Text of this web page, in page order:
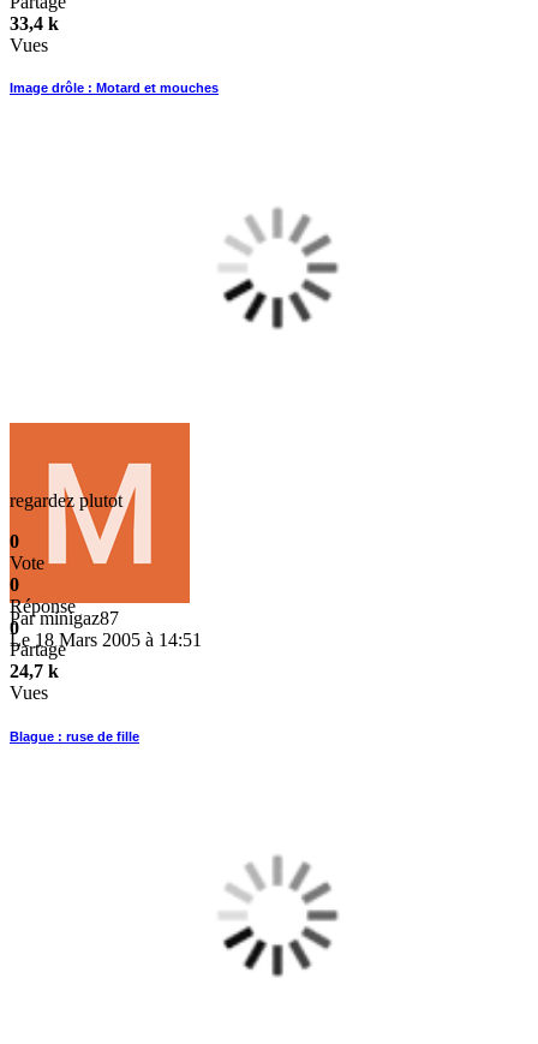
33,4 k
Vues
Image drôle : Motard et mouches
Parminigaz87
Le 18 Mars 2005 à 14:51
regardez plutot
0
Vote
0
Réponse
0
Partage
24,7 k
Vues
Blague : ruse de fille